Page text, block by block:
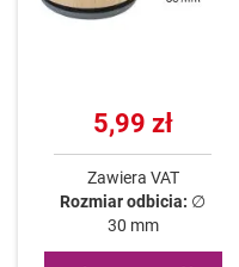
5,99 zł
Zawiera VAT
Rozmiar odbicia: ∅
30 mm